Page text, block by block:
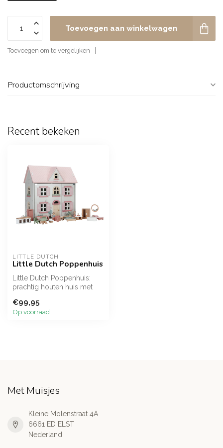
Toevoegen aan winkelwagen
Toevoegen om te vergelijken
Productomschrijving
Recent bekeken
LITTLE DUTCH
Little Dutch Poppenhuis
Little Dutch Poppenhuis:
prachtig houten huis met
fantas...
€99,95
Op voorraad
Met Muisjes
Kleine Molenstraat 4A
6661 ED ELST
Nederland